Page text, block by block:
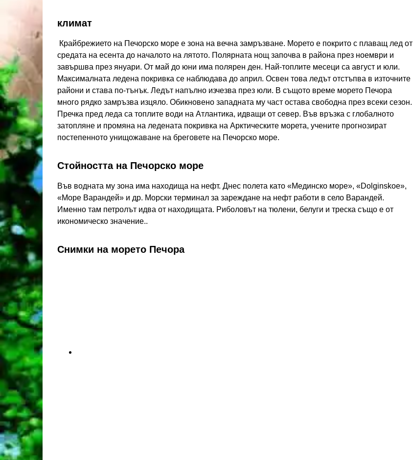
климат
Крайбрежието на Печорско море е зона на вечна замръзване. Морето е покрито с плаващ лед от
средата на есента до началото на лятото. Полярната нощ започва в района през ноември и
завършва през януари. От май до юни има полярен ден. Най-топлите месеци са август и юли.
Максималната ледена покривка се наблюдава до април. Освен това ледът отстъпва в източните
райони и става по-тънък. Ледът напълно изчезва през юли. В същото време морето Печора
много рядко замръзва изцяло. Обикновено западната му част остава свободна през всеки сезон.
Пречка пред леда са топлите води на Атлантика, идващи от север. Във връзка с глобалното
затопляне и промяна на ледената покривка на Арктическите морета, учените прогнозират
постепенното унищожаване на бреговете на Печорско море.
Стойността на Печорско море
Във водната му зона има находища на нефт. Днес полета като «Мединско море», «Dolginskoe»,
«Море Варандей» и др. Морски терминал за зареждане на нефт работи в село Варандей.
Именно там петролът идва от находищата. Риболовът на тюлени, белуги и треска също е от
икономическо значение..
Снимки на морето Печора